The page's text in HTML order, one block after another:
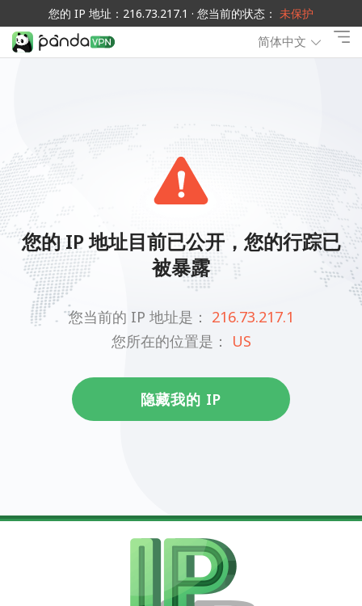
您的 IP 地址：216.73.217.1 · 您当前的状态： 未保护
简体中文
您的 IP 地址目前已公开，您的行踪已
被暴露
您当前的 IP 地址是： 216.73.217.1
您所在的位置是：
US
隐藏我的 IP